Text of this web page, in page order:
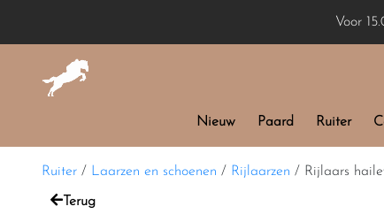
Voor
Nieuw Paard Ruiter
Ruiter / Laarzen en schoenen / Rijlaarzen / Rijlaars
Terug